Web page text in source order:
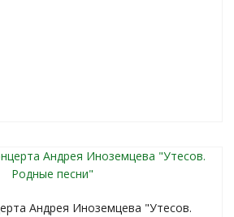
Андрея Иноземцева "Утесов.